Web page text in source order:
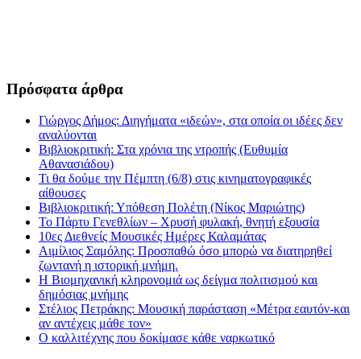
Πρόσφατα άρθρα
Γιώργος Δήμος: Διηγήματα «ιδεών», στα οποία οι ιδέες δεν
αναλύονται
Βιβλιοκριτική: Στα χρόνια της ντροπής (Ευθυμία
Αθανασιάδου)
Τι θα δούμε την Πέμπτη (6/8) στις κινηματογραφικές
αίθουσες
Βιβλιοκριτική: Υπόθεση Πολέτη (Νίκος Μαριώτης)
Το Πάρτυ Γενεθλίων – Χρυσή φυλακή, θνητή εξουσία
10ες Διεθνείς Μουσικές Ημέρες Καλαμάτας
Αιμίλιος Σαμόλης: Προσπαθώ όσο μπορώ να διατηρηθεί
ζωντανή η ιστορική μνήμη.
Η Βιομηχανική κληρονομιά ως δείγμα πολιτισμού και
δημόσιας μνήμης
Στέλιος Πετράκης: Μουσική παράσταση «Μέτρα εαυτόν-και
αν αντέχεις μάθε τον»
Ο καλλιτέχνης που δοκίμασε κάθε ναρκωτικό